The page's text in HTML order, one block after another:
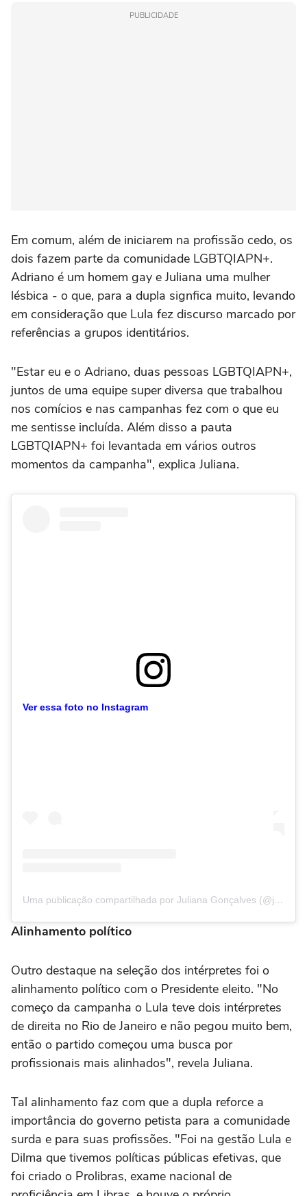
PUBLICIDADE
Em comum, além de iniciarem na profissão cedo, os
dois fazem parte da comunidade LGBTQIAPN+.
Adriano é um homem gay e Juliana uma mulher
lésbica - o que, para a dupla signfica muito, levando
em consideração que Lula fez discurso marcado por
referências a grupos identitários.
"Estar eu e o Adriano, duas pessoas LGBTQIAPN+,
juntos de uma equipe super diversa que trabalhou
nos comícios e nas campanhas fez com o que eu
me sentisse incluída. Além disso a pauta
LGBTQIAPN+ foi levantada em vários outros
momentos da campanha", explica Juliana.
Ver essa foto no Instagram
Uma publicação compartilhada por Juliana Gonçalves (@juli4n4._)
Alinhamento político
Outro destaque na seleção dos intérpretes foi o
alinhamento político com o Presidente eleito. "No
começo da campanha o Lula teve dois intérpretes
de direita no Rio de Janeiro e não pegou muito bem,
então o partido começou uma busca por
profissionais mais alinhados", revela Juliana.
Tal alinhamento faz com que a dupla reforce a
importância do governo petista para a comunidade
surda e para suas profissões. "Foi na gestão Lula e
Dilma que tivemos políticas públicas efetivas, que
foi criado o Prolibras, exame nacional de